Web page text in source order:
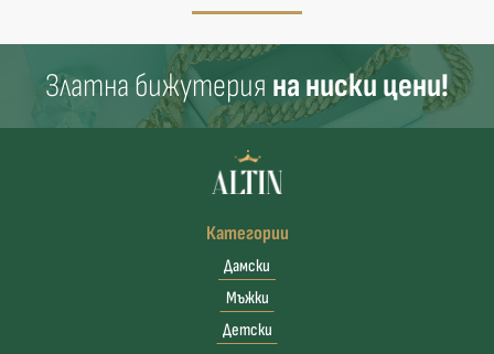
Златна бижутерия на ниски цени!
Категории
Дамски
Мъжки
Детски